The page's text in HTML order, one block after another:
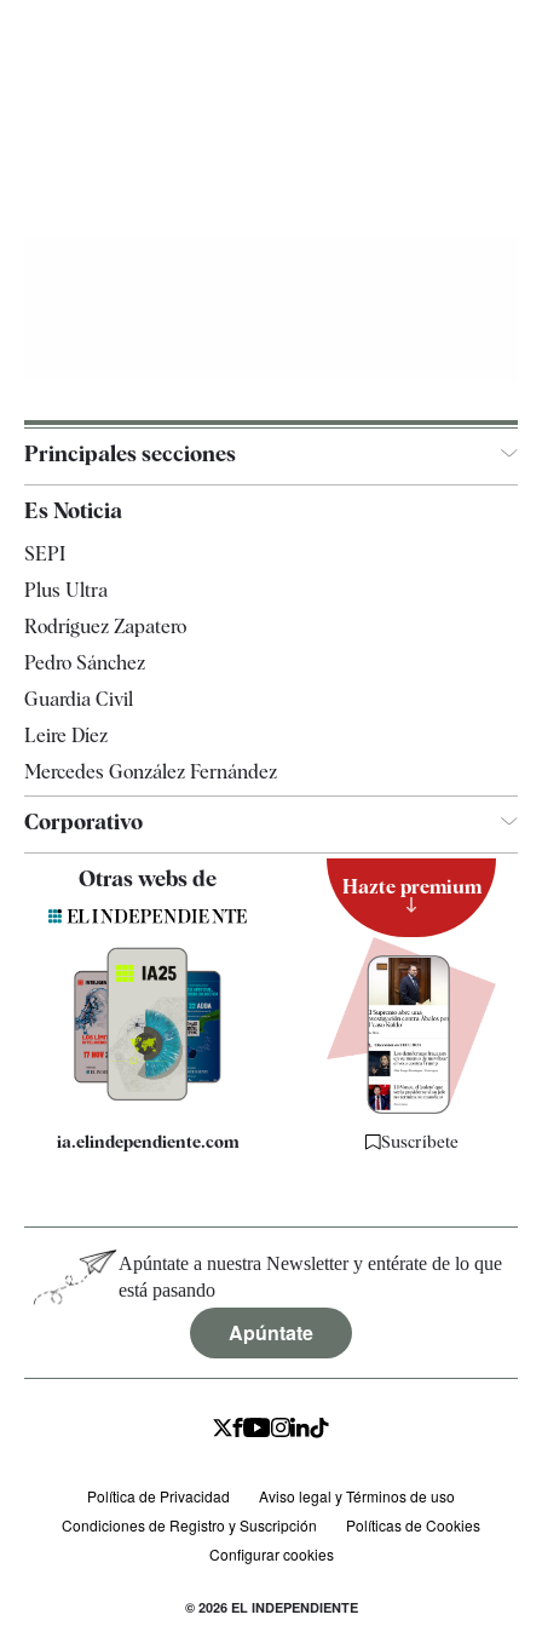
Principales secciones
Televisión
Es Noticia
SEPI
Plus Ultra
Rodríguez Zapatero
Pedro Sánchez
Guardia Civil
Leire Díez
Mercedes González Fernández
Corporativo
Quiénes somos
Especificaciones
Otras webs de
ia.elindependiente.com
Hazte premium
Suscríbete
Apúntate a nuestra Newsletter y entérate de lo que
está pasando
Apúntate
Política de Privacidad
Aviso legal y Términos de uso
Condiciones de Registro y Suscripción
Políticas de Cookies
Configurar cookies
© 2026 EL INDEPENDIENTE